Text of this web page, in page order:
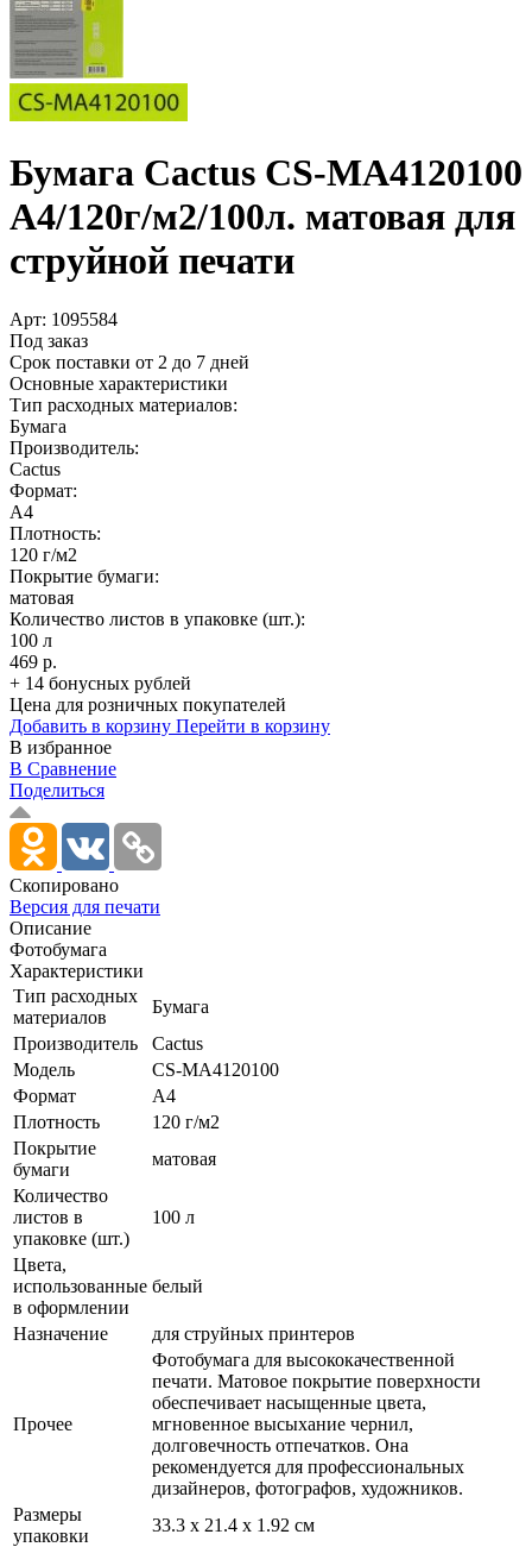
Бумага Cactus CS-MA4120100
A4/­120г/­м2/­100л. матовая для
струйной печати
Арт: 1095584
Под заказ
Срок поставки от 2 до 7 дней
Основные характеристики
Тип расходных материалов:
Бумага
Производитель:
Cactus
Формат:
A4
Плотность:
120 г/м2
Покрытие бумаги:
матовая
Количество листов в упаковке (шт.):
100 л
469 р.
+ 14 бонусных рублей
Цена для розничных покупателей
Добавить в корзину Перейти в корзину
В избранное
В Сравнение
Поделиться
Скопировано
Версия для печати
Описание
Фотобумага
Характеристики
Тип расходных
материалов
Бумага
Производитель
Cactus
Модель
CS-MA4120100
Формат
A4
Плотность
120 г/­м2
Покрытие
бумаги
матовая
Количество
листов в
упаковке (шт.)
100 л
Цвета,
использованные
в оформлении
белый
Назначение для струйных принтеров
Прочее
Фотобумага для высококачественной
печати. Матовое покрытие поверхности
обеспечивает насыщенные цвета,
мгновенное высыхание чернил,
долговечность отпечатков. Она
рекомендуется для профессиональных
дизайнеров, фотографов, художников.
Размеры
упаковки
33.3 x 21.4 x 1.92 см